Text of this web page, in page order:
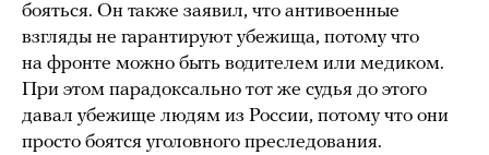
бояться. Он также заявил, что антивоенные
взгляды не гарантируют убежища, потому что
на фронте можно быть водителем или медиком.
При этом парадоксально тот же судья до этого
давал убежище людям из России, потому что они
просто боятся уголовного преследования.